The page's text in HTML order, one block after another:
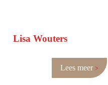
Lisa Wouters
Lees meer